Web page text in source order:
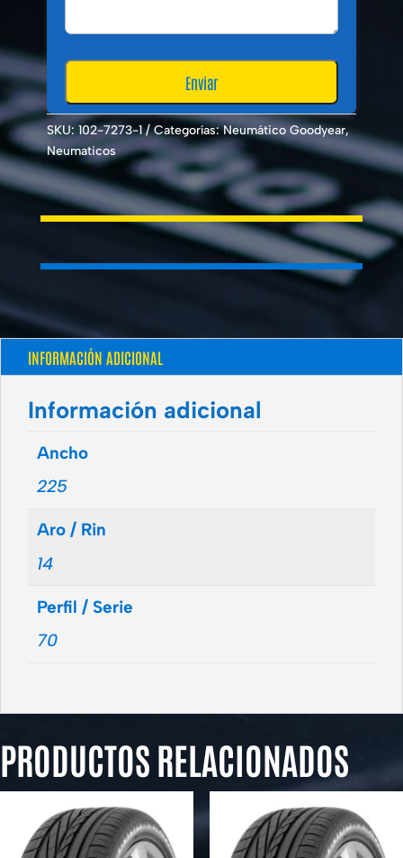
SKU: 102-7273-1 Categorías:Neumático Goodyear,
Neumaticos
INFORMACIÓN ADICIONAL
Información adicional
Ancho
225
Aro / Rin
14
Perfil / Serie
70
PRODUCTOS RELACIONADOS